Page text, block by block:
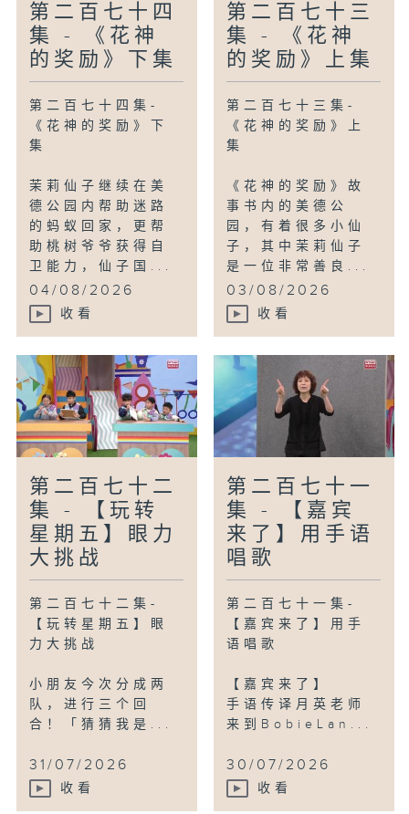
第二百七十四
集 - 《花神
的奖励》下集
第二百七十四集-
《花神的奖励》下
集
茉莉仙子继续在美
德公园内帮助迷路
的蚂蚁回家，更帮
助桃树爷爷获得自
卫能力，仙子国...
04/08/2026
收看
第二百七十三
集 - 《花神
的奖励》上集
第二百七十三集-
《花神的奖励》上
集
《花神的奖励》故
事书内的美德公
园，有着很多小仙
子，其中茉莉仙子
是一位非常善良...
03/08/2026
收看
第二百七十二
集 - 【玩转
星期五】眼力
大挑战
第二百七十二集-
【玩转星期五】眼
力大挑战
小朋友今次分成两
队，进行三个回
合！「猜猜我是...
31/07/2026
收看
第二百七十一
集 - 【嘉宾
来了】用手语
唱歌
第二百七十一集-
【嘉宾来了】用手
语唱歌
【嘉宾来了】
手语传译月英老师
来到BobieLan...
30/07/2026
收看